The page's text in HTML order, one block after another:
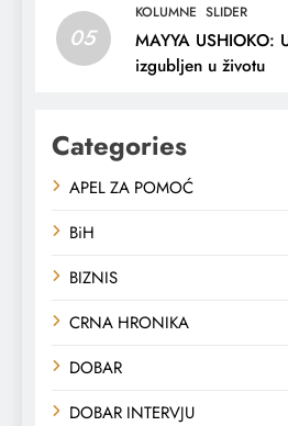
05
KOLUMNE SLIDER
MAYYA USHIOKO:
izgubljen u životu
Categories
APEL ZA POMOĆ
BiH
BIZNIS
CRNA HRONIKA
DOBAR
DOBAR INTERVJU